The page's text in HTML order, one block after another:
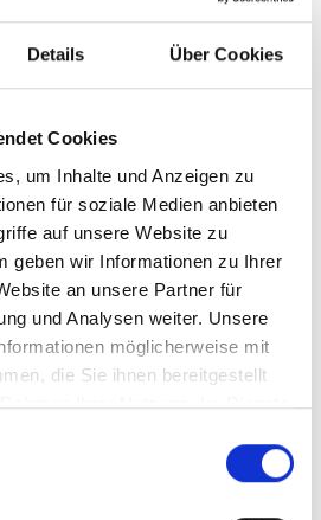
Details Über Cookies
Cookies
um Inhalte und Anzeigen zu
für soziale Medien anbieten
auf unsere Website zu
geben wir Informationen zu Ihrer
an unsere Partner für
und Analysen weiter. Unsere
möglicherweise mit
die Sie ihnen bereitgestellt
Ihrer Nutzung der Dienste
Bereichen